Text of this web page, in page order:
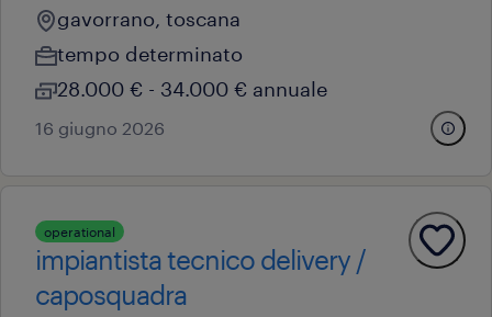
gavorrano, toscana
tempo determinato
28.000 € - 34.000 € annuale
16 giugno 2026
operational
impiantista tecnico delivery /
caposquadra